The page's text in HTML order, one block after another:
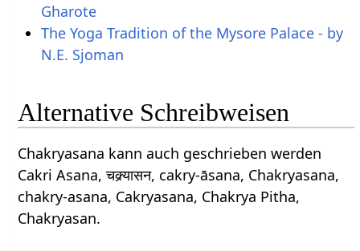
Gharote
The Yoga Tradition of the Mysore Palace - by
N.E. Sjoman
Alternative Schreibweisen
Chakryasana kann auch geschrieben werden
Cakri Asana, चक्र्यासन, cakry-āsana, Chakryasana,
chakry-asana, Cakryasana, Chakrya Pitha,
Chakryasan.